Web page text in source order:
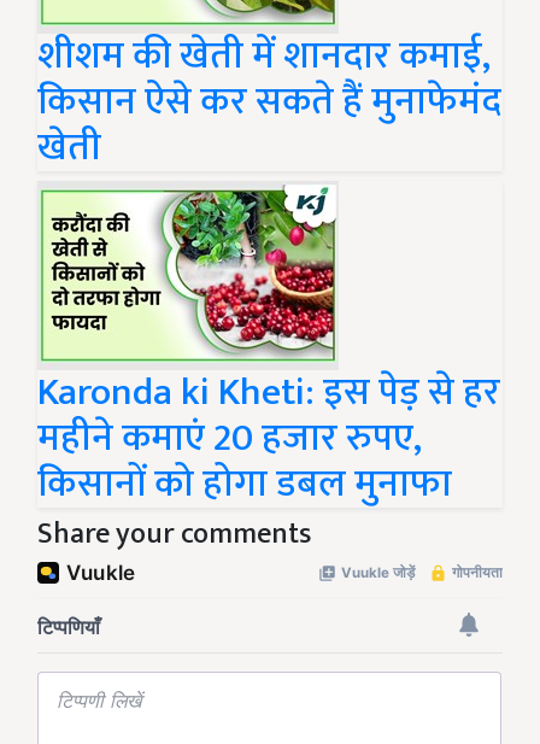
शीशम की खेती में शानदार कमाई,
किसान ऐसे कर सकते हैं मुनाफेमंद
खेती
Karonda ki Kheti: इस पेड़ से हर
महीने कमाएं 20 हजार रुपए,
किसानों को होगा डबल मुनाफा
Share your comments